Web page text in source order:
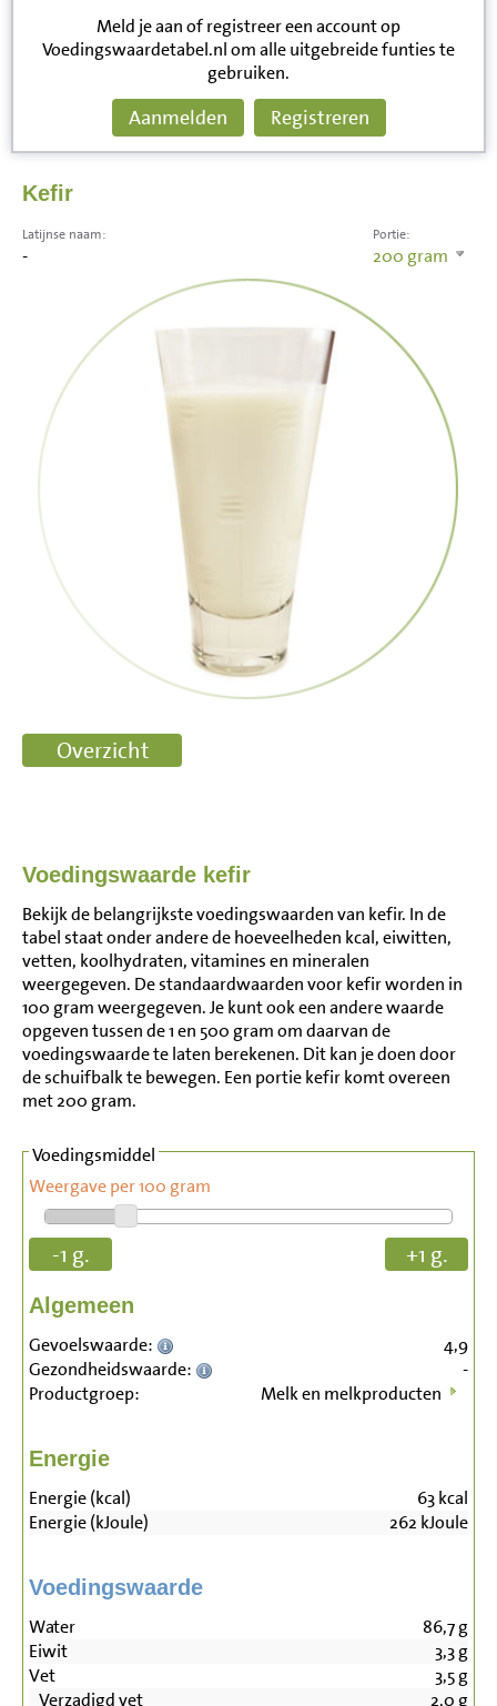
Meld je aan of registreer een account op
Voedingswaardetabel.nl om alle uitgebreide funties te
gebruiken.
Aanmelden Registreren
Kefir
Portie:
200 gram
Latijnse naam:
-
Voedingswaarde kefir
Bekijk de belangrijkste voedingswaarden van kefir. In de
tabel staat onder andere de hoeveelheden kcal, eiwitten,
vetten, koolhydraten, vitamines en mineralen
weergegeven. De standaardwaarden voor kefir worden in
100 gram weergegeven. Je kunt ook een andere waarde
opgeven tussen de 1 en 500 gram om daarvan de
voedingswaarde te laten berekenen. Dit kan je doen door
de schuifbalk te bewegen. Een portie kefir komt overeen
met 200 gram.
Voedingsmiddel
Weergave per 100 gram
-1 g. +1 g.
Algemeen
Gevoelswaarde:
4,9
Gezondheidswaarde:
-
Productgroep:
Melk en melkproducten
Energie
Energie (kcal) 63kcal
Energie (kJoule)
262 kJoule
Voedingswaarde
Water 86,7g
Eiwit
3,3g
Vet
3,5g
Verzadigd vet
2,0 g